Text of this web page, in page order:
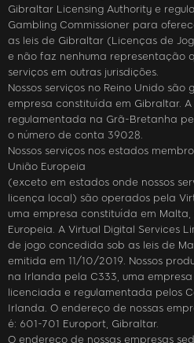
Gibraltar Licensing Authority e
Gambling Commissioner para
as leis de Gibraltar (Licenças de
e não faz nenhuma representação
serviços em outras jurisdições.
Nossos serviços no Reino Unido
empresa constituída em Gibraltar.
regulamentada na Grã-Bretanha
o número de conta 39028.
Nossos serviços nos estados
União Europeia
(exceto em estados onde nossos
licença local) são operados pela
uma empresa constituída em
Europeia. A Virtual Digital Services
de jogo concedida sob as leis de
emitida em 11/10/2019. Nossos
na Irlanda pela C333, uma
licenciada e regulamentada pelos
Irlanda. O endereço de nossas
é: 601-701 Europort, Gibraltar.
O endereço de nossas empresas